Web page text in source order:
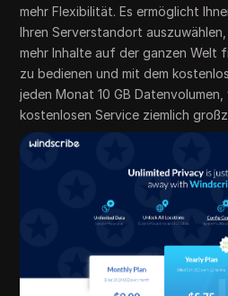
mehr Flexibilität. Es ermöglicht
Ihren Serverstandort auszuwählen,
mehr Inhalte auf der ganzen Welt
zu bedienen und mit dem
jeden Monat 10 GB
kostenlosen Service ziemlich